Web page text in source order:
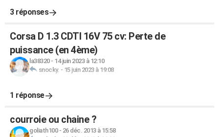
3 réponses
Corsa D 1.3 CDTI 16V 75 cv: Perte de
puissance (en 4ème)
la38320- 14 juin 2023 à 12:10
snocky. - 15 juin 2023 à 19:08
1 réponse
courroie ou chaine ?
goliath100- 26 déc. 2013 à 15:58